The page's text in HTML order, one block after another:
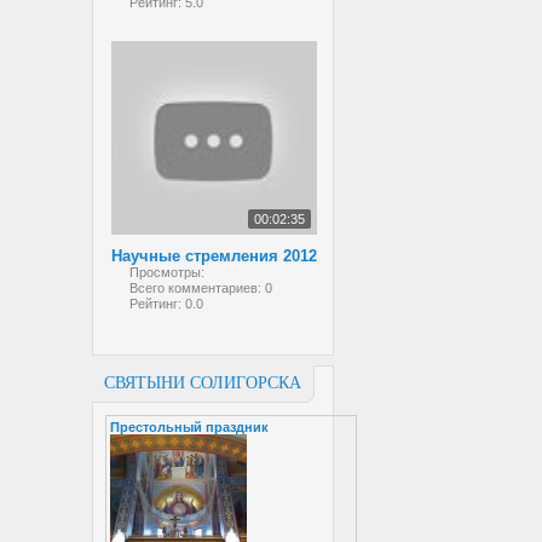
00:02:35
Научные стремления 2012
Просмотры:
Всего комментариев: 0
Рейтинг: 0.0
СВЯТЫНИ СОЛИГОРСКА
Престольный праздник